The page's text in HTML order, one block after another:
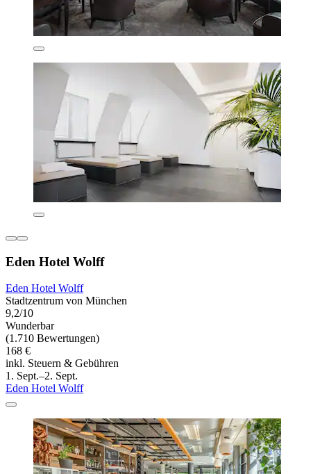
Eden Hotel Wolff
Eden Hotel Wolff
Stadtzentrum von München
9,2/10
Wunderbar
(1.710 Bewertungen)
168 €
inkl. Steuern & Gebühren
1. Sept.–2. Sept.
Eden Hotel Wolff